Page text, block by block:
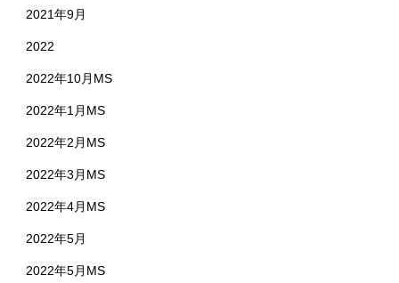
2021年9月
2022
2022年10月MS
2022年1月MS
2022年2月MS
2022年3月MS
2022年4月MS
2022年5月
2022年5月MS